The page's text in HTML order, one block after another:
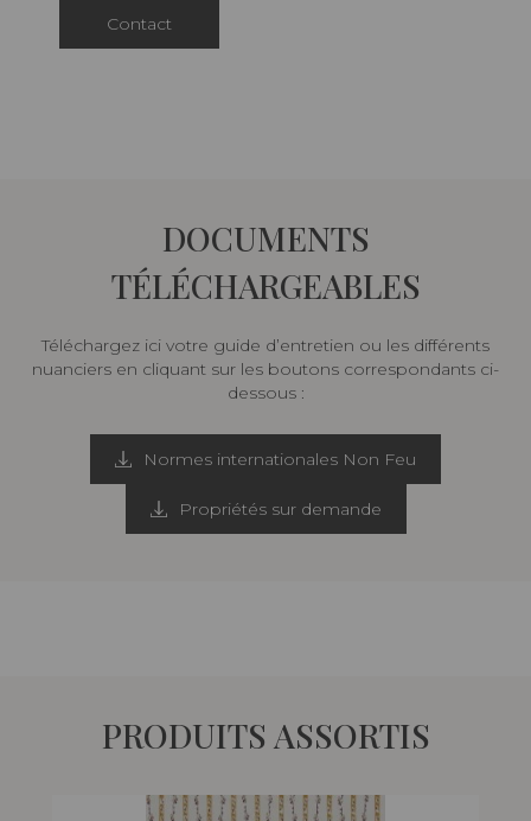
Contact
DOCUMENTS
TÉLÉCHARGEABLES
Téléchargez ici votre guide d’entretien ou les différents
nuanciers en cliquant sur les boutons correspondants ci-
dessous :
Normes internationales Non Feu
Propriétés sur demande
PRODUITS ASSORTIS